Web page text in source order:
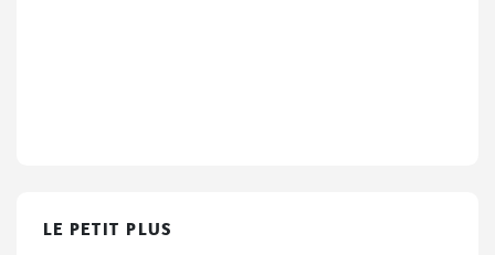
LE PETIT PLUS